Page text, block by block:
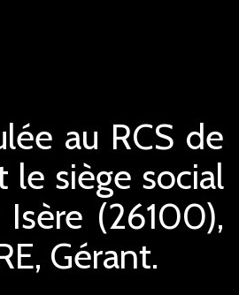
au RCS de
siège social
(26100),
Gérant.